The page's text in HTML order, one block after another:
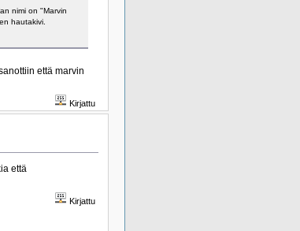
nimi on "Marvin
hautakivi.
että marvin
Kirjattu
että
Kirjattu